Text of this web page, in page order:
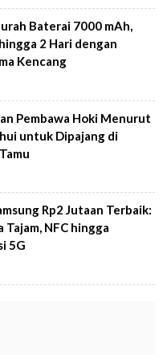
Baterai 7000 mAh,
2 Hari dengan
Kencang
Pembawa Hoki Menurut
untuk Dipajang di
Rp2 Jutaan Terbaik:
Tajam, NFC hingga
5G